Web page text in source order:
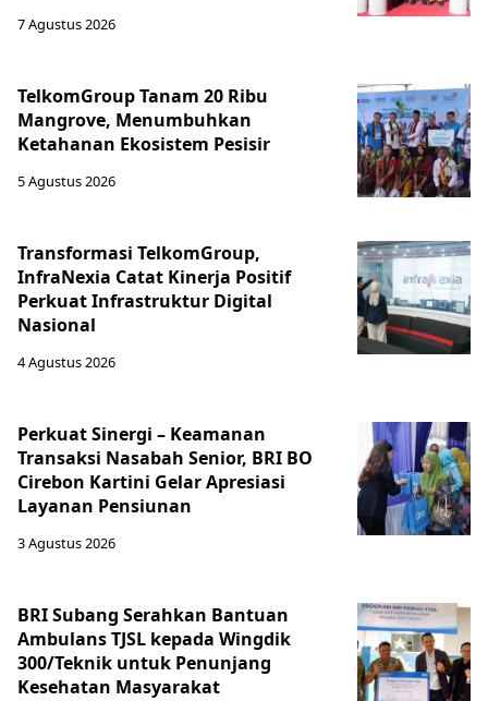
7 Agustus 2026
TelkomGroup Tanam 20 Ribu
Mangrove, Menumbuhkan
Ketahanan Ekosistem Pesisir
5 Agustus 2026
Transformasi TelkomGroup,
InfraNexia Catat Kinerja Positif
Perkuat Infrastruktur Digital
Nasional
4 Agustus 2026
Perkuat Sinergi – Keamanan
Transaksi Nasabah Senior, BRI BO
Cirebon Kartini Gelar Apresiasi
Layanan Pensiunan
3 Agustus 2026
BRI Subang Serahkan Bantuan
Ambulans TJSL kepada Wingdik
300/Teknik untuk Penunjang
Kesehatan Masyarakat ​